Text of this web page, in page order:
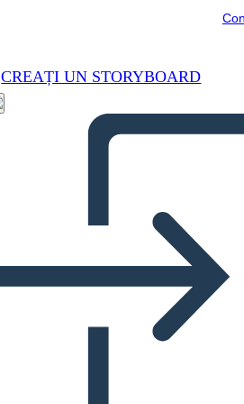
CREAȚI UN STORYBOARD